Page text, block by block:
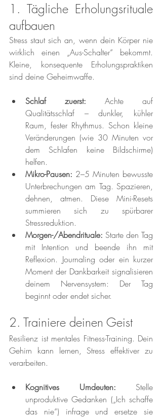
1. Tägliche Erholungsrituale
aufbauen
Stress staut sich an, wenn dein Körper nie
wirklich einen „Aus-Schalter“ bekommt.
Kleine, konsequente Erholungspraktiken
sind deine Geheimwaffe.
Schlaf zuerst: Achte auf
Qualitätsschlaf – dunkler, kühler
Raum, fester Rhythmus. Schon kleine
Veränderungen (wie 30 Minuten vor
dem Schlafen keine Bildschirme)
helfen.
Mikro-Pausen: 2–5 Minuten bewusste
Unterbrechungen am Tag. Spazieren,
dehnen, atmen. Diese Mini-Resets
summieren sich zu spürbarer
Stressreduktion.
Morgen-/Abendrituale: Starte den Tag
mit Intention und beende ihn mit
Reflexion. Journaling oder ein kurzer
Moment der Dankbarkeit signalisieren
deinem Nervensystem: Der Tag
beginnt oder endet sicher.
2. Trainiere deinen Geist
Resilienz ist mentales Fitness-Training. Dein
Gehirn kann lernen, Stress effektiver zu
verarbeiten.
Kognitives Umdeuten: Stelle
unproduktive Gedanken („Ich schaffe
das nie“) infrage und ersetze sie